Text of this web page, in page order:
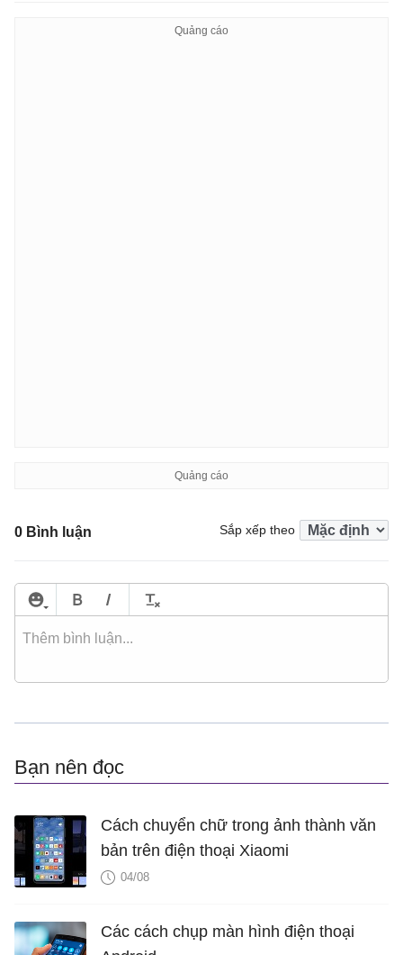
0 Bình luận Sắp xếp theo
Bạn nên đọc
Cách chuyển chữ trong ảnh thành văn
bản trên điện thoại Xiaomi
04/08
Các cách chụp màn hình điện thoại